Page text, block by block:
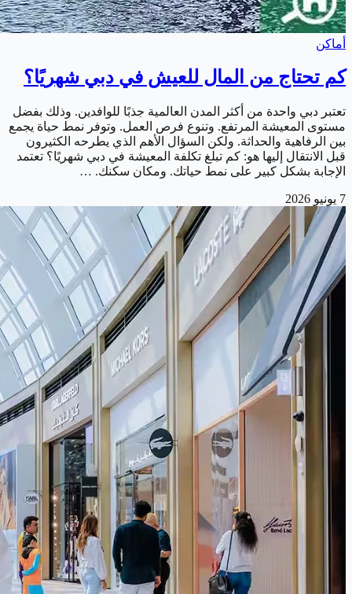
أماكن
كم تحتاج من المال للعيش في دبي شهريًا؟
تعتبر دبي واحدة من أكثر المدن العالمية جذبًا للوافدين. وذلك بفضل
مستوى المعيشة المرتفع. وتنوع فرص العمل. وتوفر نمط حياة يجمع
بين الرفاهية والحداثة. ولكن السؤال الأهم الذي يطرحه الكثيرون
قبل الانتقال إليها هو: كم تبلغ تكلفة المعيشة في دبي شهريًا؟ تعتمد
الإجابة بشكل كبير على نمط حياتك. ومكان سكنك. …
7 يونيو 2026